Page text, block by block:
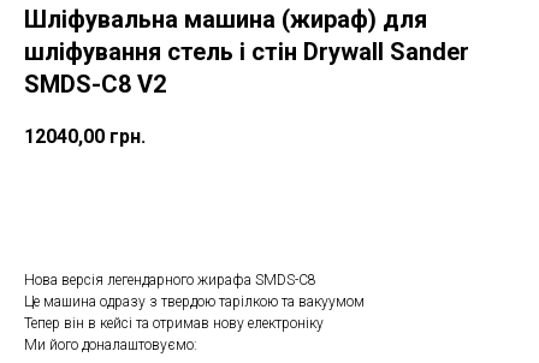
Шліфувальна машина (жираф) для
шліфування стель і стін Drywall Sander
SMDS-C8 V2
12040,00 грн.
Нова версія легендарного жирафа SMDS-C8
Це машина одразу з твердою тарілкою та вакуумом
Тепер він в кейсі та отримав нову електроніку
Ми його доналаштовуємо: